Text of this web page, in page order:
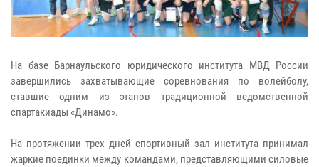
На базе Барнаульского юридического института МВД России
завершились захватывающие соревнования по волейболу,
ставшие одним из этапов традиционной ведомственной
спартакиады «Динамо».
На протяжении трех дней спортивный зал института принимал
жаркие поединки между командами, представляющими силовые